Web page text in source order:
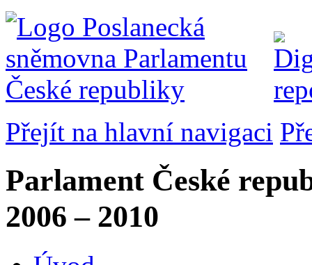
Přejít na hlavní navigaci
Parlament České
2006 – 2010